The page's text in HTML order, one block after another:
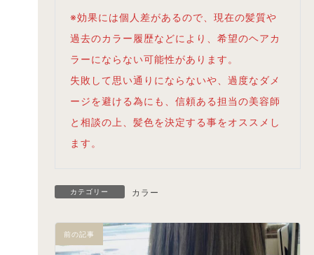
※効果には個人差があるので、現在の髪質や
過去のカラー履歴などにより、希望のヘアカ
ラーにならない可能性があります。
失敗して思い通りにならないや、過度なダメ
ージを避ける為にも、信頼ある担当の美容師
と相談の上、髪色を決定する事をオススメし
ます。
カテゴリー カラー
前の記事